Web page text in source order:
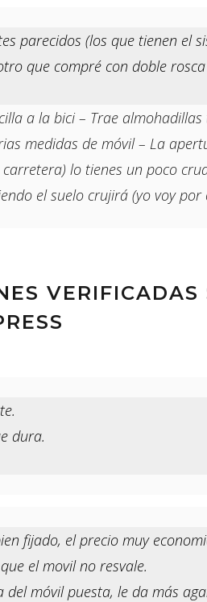
parecidos (los que tienen el
que compré con doble
a la bici – Trae
medidas de móvil – La
carretera) lo tienes un poco
el suelo crujirá (yo voy
VERIFICADAS
dura.
fijado, el precio muy
el movil no resvale.
móvil puesta, le da más